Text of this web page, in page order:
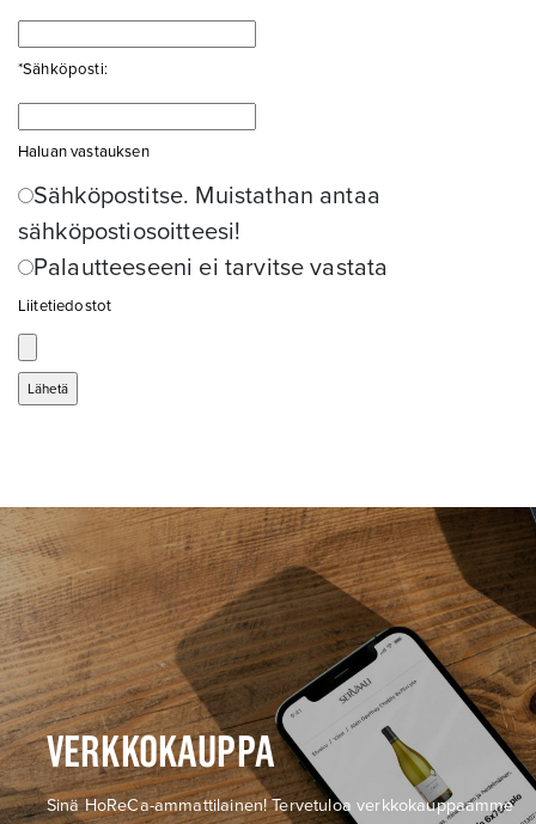
*Sähköposti:
Haluan vastauksen
Sähköpostitse. Muistathan antaa
sähköpostiosoitteesi!
Palautteeseeni ei tarvitse vastata
Liitetiedostot
VERKKOKAUPPA
Sinä HoReCa-ammattilainen! Tervetuloa verkkokauppaamme